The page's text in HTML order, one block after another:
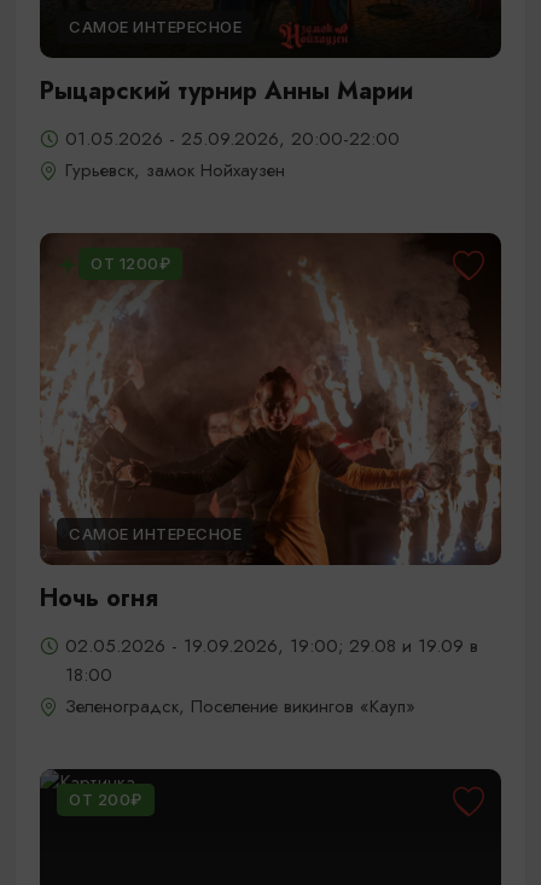
САМОЕ ИНТЕРЕСНОЕ
Рыцарский турнир Анны Марии
01.05.2026 - 25.09.2026, 20:00-22:00
Гурьевск, замок Нойхаузен
ОТ 1200₽
САМОЕ ИНТЕРЕСНОЕ
Ночь огня
02.05.2026 - 19.09.2026, 19:00; 29.08 и 19.09 в
18:00
Зеленоградск, Поселение викингов «Кауп»
ОТ 200₽